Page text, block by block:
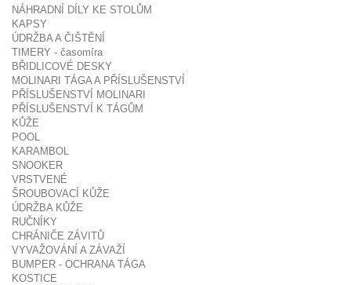
NÁHRADNÍ DÍLY KE STOLŮM
KAPSY
ÚDRŽBA A ČIŠTĚNÍ
TIMERY - časomíra
BŘIDLICOVÉ DESKY
MOLINARI TÁGA A PŘÍSLUŠENSTVÍ
PŘÍSLUŠENSTVÍ MOLINARI
PŘÍSLUŠENSTVÍ K TÁGŮM
KŮŽE
POOL
KARAMBOL
SNOOKER
VRSTVENÉ
ŠROUBOVACÍ KŮŽE
ÚDRŽBA KŮŽE
RUČNÍKY
CHRÁNIČE ZÁVITŮ
VYVAŽOVÁNÍ A ZÁVAŽÍ
BUMPER - OCHRANA TÁGA
KOSTICE